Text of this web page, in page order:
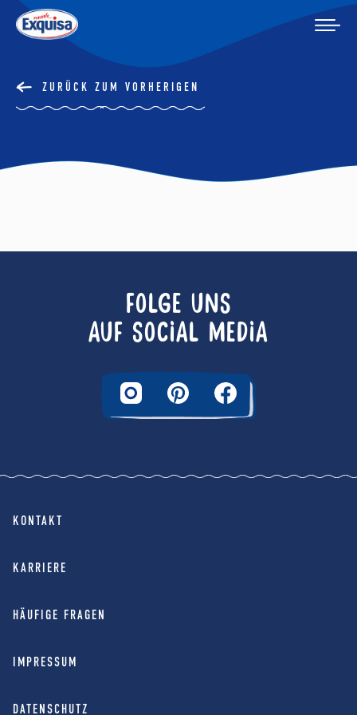
ZURÜCK ZUM VORHERIGEN
FOLGE UNS
AUF SOCIAL MEDIA
KONTAKT
KARRIERE
HÄUFIGE FRAGEN
IMPRESSUM
DATENSCHUTZ